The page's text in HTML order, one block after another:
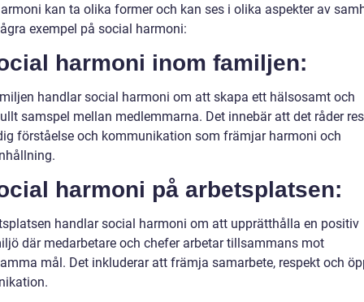
kan ta olika former och kan ses i olika aspekter av
exempel på social harmoni:
harmoni inom familjen:
handlar social harmoni om att skapa ett hälsosamt och
samspel mellan medlemmarna. Det innebär att det råder
förståelse och kommunikation som främjar harmoni och
harmoni på arbetsplatsen:
handlar social harmoni om att upprätthålla en positiv
där medarbetare och chefer arbetar tillsammans mot
mål. Det inkluderar att främja samarbete, respekt och